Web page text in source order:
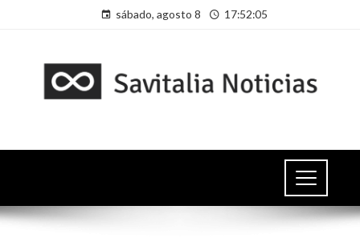
sábado, agosto 8 17:52:06